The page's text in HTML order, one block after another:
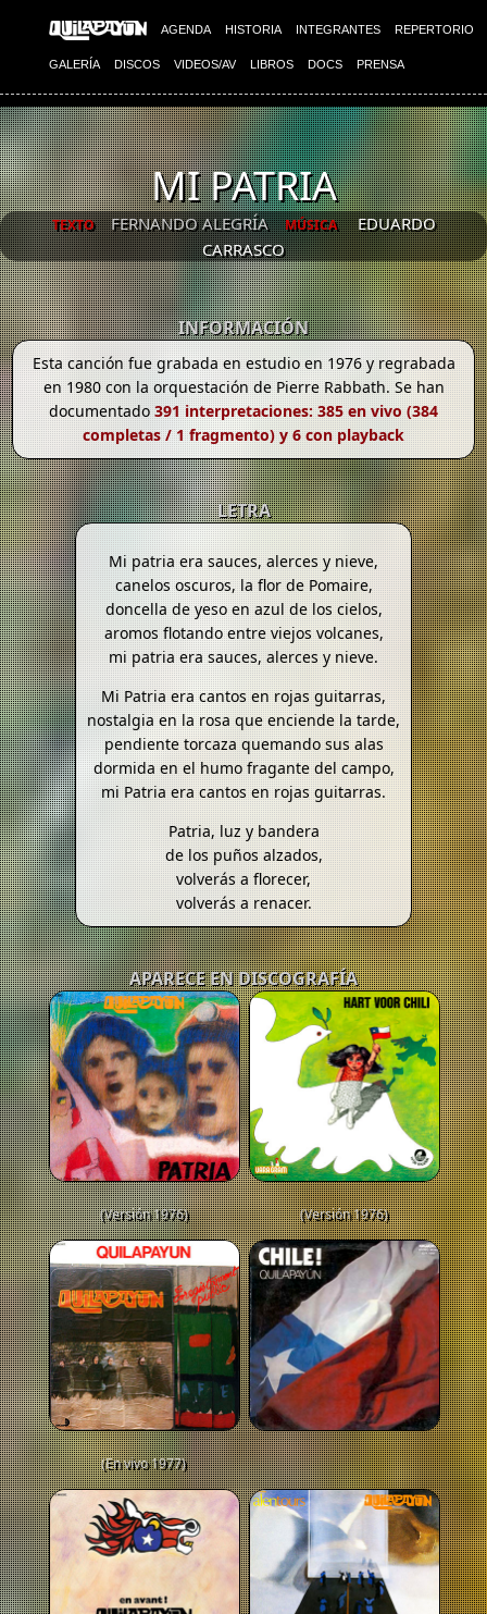
AGENDA HISTORIA INTEGRANTES REPERTORIO
GALERÍA DISCOS VIDEOS/AV LIBROS DOCS PRENSA
MI PATRIA
TEXTO FERNANDO ALEGRÍA MÚSICA
EDUARDO
CARRASCO
INFORMACIÓN
Esta canción fue grabada en estudio en 1976 y regrabada
en 1980 con la orquestación de Pierre Rabbath. Se han
documentado391 interpretaciones: 385 en vivo (384
completas / 1 fragmento) y 6 con playback
LETRA
Mi patria era sauces, alerces y nieve,
canelos oscuros, la flor de Pomaire,
doncella de yeso en azul de los cielos,
aromos flotando entre viejos volcanes,
mi patria era sauces, alerces y nieve.
Mi Patria era cantos en rojas guitarras,
nostalgia en la rosa que enciende la tarde,
pendiente torcaza quemando sus alas
dormida en el humo fragante del campo,
mi Patria era cantos en rojas guitarras.
Patria, luz y bandera
de los puños alzados,
volverás a florecer,
volverás a renacer.
APARECE EN DISCOGRAFÍA
(Versión 1976) (Versión 1976)
(En vivo 1977)